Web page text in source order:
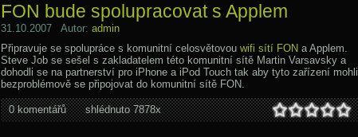
FON bude spolupracovat s Applem
31.10.2007 Autor: admin
Připravuje se spolupráce s komunitní celosvětovou wifi sítí FON a Applem.
Steve Job se sešel s zakladatelem této komunitní sítě Martin Varsavsky a
dohodli se na partnerství pro iPhone a iPod Touch tak aby tyto zařízení mohli
bezproblémově se připojovat do komunitní sítě FON.
0 komentářů shlédnuto 7878x